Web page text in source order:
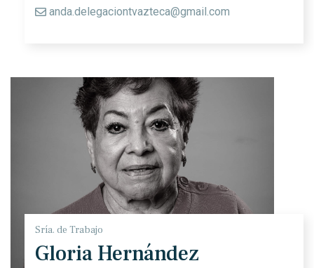
anda.delegaciontvazteca@gmail.com
Sría. de Trabajo
Gloria Hernández